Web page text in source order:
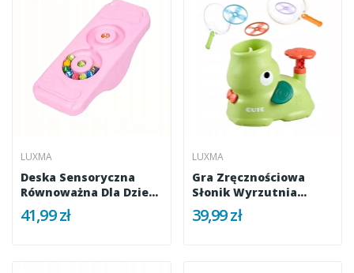
LUXMA
Deska Sensoryczna
Równoważna Dla Dzieci
Balans...
41,99 zł
LUXMA
Gra Zręcznościowa
Słonik Wyrzutnia
Dysków...
39,99 zł